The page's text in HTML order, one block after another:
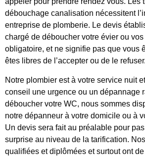
débouchage canalisation nécessitent
entreprise de plomberie. Le devis
chargé de déboucher votre évier ou vos
obligatoire, et ne signifie pas que vous
êtes libres de l’accepter ou de le refuser.
Notre plombier est à votre service nuit
conseil une urgence ou un dépannage
déboucher votre WC, nous sommes
notre dépanneur à votre domicile ou à
Un devis sera fait au préalable pour pas
surprise au niveau de la tarification.
qualifiées et diplômées et surtout ont